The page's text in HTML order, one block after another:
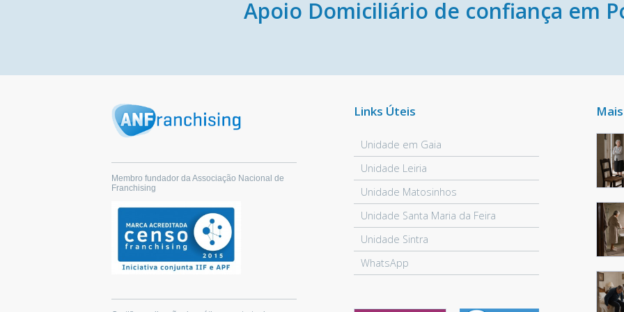
Apoio Domiciliário de confiança em
Membro fundador da Associação Nacional de
Franchising
Links Úteis
Unidade em Gaia
Unidade Leiria
Unidade Matosinhos
Unidade Santa Maria da Feira
Unidade Sintra
WhatsApp